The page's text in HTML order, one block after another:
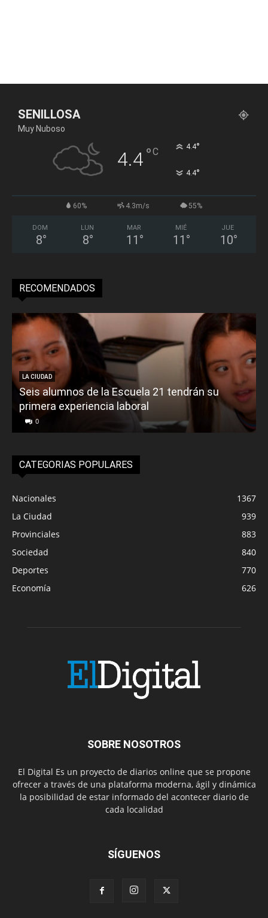
SENILLOSA
Muy Nuboso
4.4°C 4.4°
4.4°
60% 4.3m/s 55%
DOM
8°
LUN
8°
MAR
11 °
MIÉ
11 °
JUE
10°
RECOMENDADOS
LA CIUDAD
Seis alumnos de la Escuela 21 tendrán su
primera experiencia laboral
0
CATEGORIAS POPULARES
Nacionales
1367
La Ciudad
939
Provinciales
883
Sociedad
840
Deportes
770
Economía
626
SOBRE NOSOTROS
El Digital Es un proyecto de diarios online que se propone
ofrecer a través de una plataforma moderna, ágil y dinámica
la posibilidad de estar informado del acontecer diario de
cada localidad
SÍGUENOS